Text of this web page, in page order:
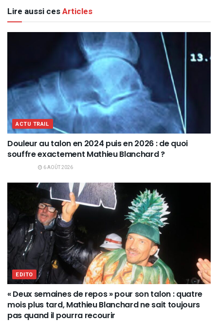
Lire aussi cesArticles
ACTU TRAIL
Douleur au talon en 2024 puis en 2026 : de quoi
souffre exactement Mathieu Blanchard ?
6 AOÛT 2026
EDITO
« Deux semaines de repos » pour son talon : quatre
mois plus tard, Mathieu Blanchard ne sait toujours
pas quand il pourra recourir